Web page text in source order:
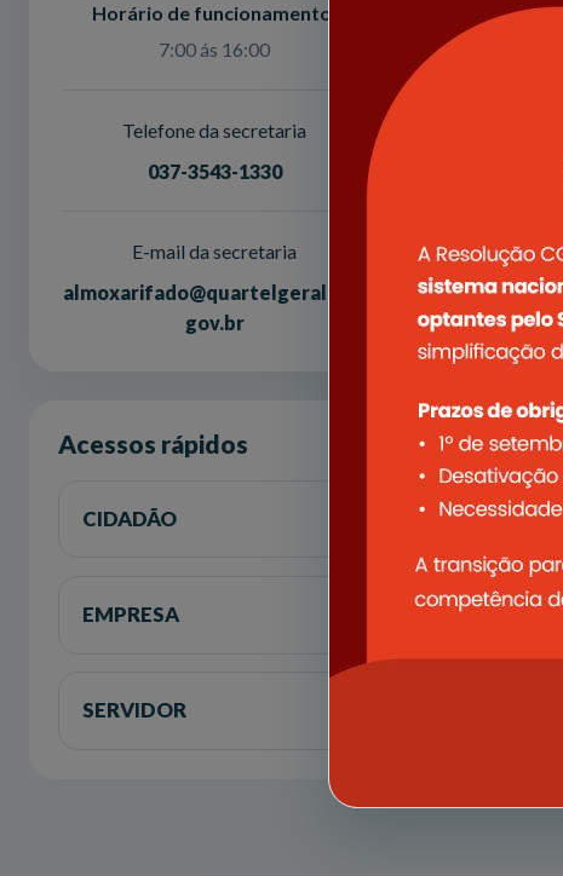
Horário de funcionamento:
7:00 ás 16:00
Telefone da secretaria
037-3543-1330
E-mail da secretaria
almoxarifado@quartelgeral.mg.
gov.br
Acessos rápidos
CIDADÃO
EMPRESA
SERVIDOR